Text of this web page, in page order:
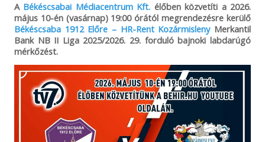
A Békéscsabai Médiacentrum Kft. élőben közvetíti a 2026.
május 10-én (vasárnap) 19:00 órától megrendezésre kerülő
Békéscsaba 1912 Előre – HR-Rent KozármislenyMerkantil
Bank NB II Liga 2025/2026. 29. forduló bajnoki labdarúgó
mérkőzést.